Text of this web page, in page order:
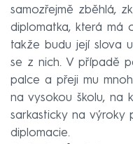
samozřejmě zběhlá,
diplomatka, která má
takže budu její slova
se z nich. V případě
palce a přeji mu
na vysokou školu, na
sarkasticky na výroky
diplomacie.